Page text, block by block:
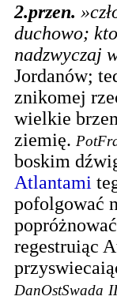
2.przen.
duchowo;
nadzwyczaj
Jordanów;
znikomej
wielkie
ziemię.
boskim
Atlantami
pofolgować
regestruiąc
DanOstSwada